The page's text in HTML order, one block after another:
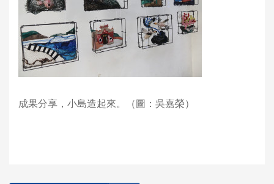
成果分享，小島造起來。（圖：吳嘉榮）